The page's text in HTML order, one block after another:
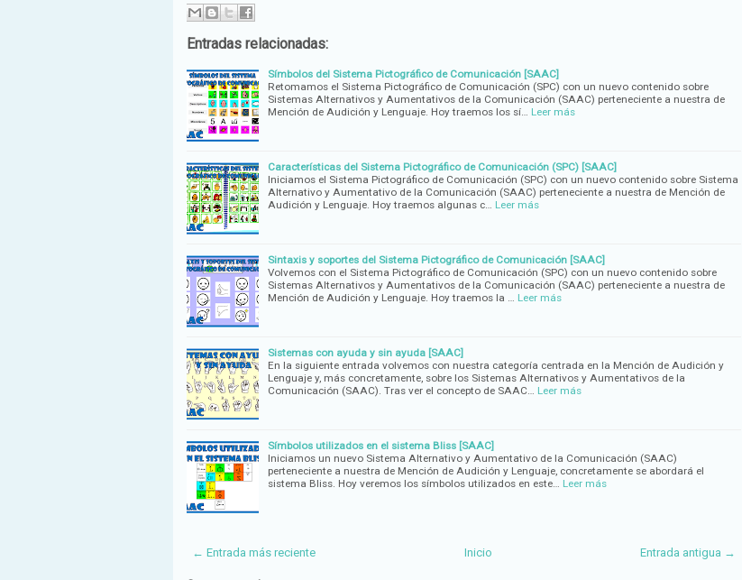
Entradas relacionadas:
Símbolos del Sistema Pictográfico de Comunicación [SAAC]
Retomamos el Sistema Pictográfico de Comunicación (SPC) con un nuevo contenido sobre
Sistemas Alternativos y Aumentativos de la Comunicación (SAAC) perteneciente a nuestra de
Mención de Audición y Lenguaje. Hoy traemos los sí…
Leer más
Características del Sistema Pictográfico de Comunicación (SPC) [SAAC]
Iniciamos el Sistema Pictográfico de Comunicación (SPC) con un nuevo contenido sobre Sistema
Alternativo y Aumentativo de la Comunicación (SAAC) perteneciente a nuestra de Mención de
Audición y Lenguaje. Hoy traemos algunas c…
Leer más
Sintaxis y soportes del Sistema Pictográfico de Comunicación [SAAC]
Volvemos con el Sistema Pictográfico de Comunicación (SPC) con un nuevo contenido sobre
Sistemas Alternativos y Aumentativos de la Comunicación (SAAC) perteneciente a nuestra de
Mención de Audición y Lenguaje. Hoy traemos la …
Leer más
Sistemas con ayuda y sin ayuda [SAAC]
En la siguiente entrada volvemos con nuestra categoría centrada en la Mención de Audición y
Lenguaje y, más concretamente, sobre los Sistemas Alternativos y Aumentativos de la
Comunicación (SAAC). Tras ver el concepto de SAAC…
Leer más
Símbolos utilizados en el sistema Bliss [SAAC]
Iniciamos un nuevo Sistema Alternativo y Aumentativo de la Comunicación (SAAC)
perteneciente a nuestra de Mención de Audición y Lenguaje, concretamente se abordará el
sistema Bliss. Hoy veremos los símbolos utilizados en este…
Leer más
← Entrada más reciente Entrada antigua →
Inicio